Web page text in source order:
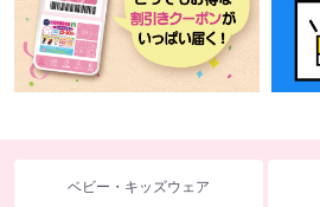
ベビー・キッズウェア